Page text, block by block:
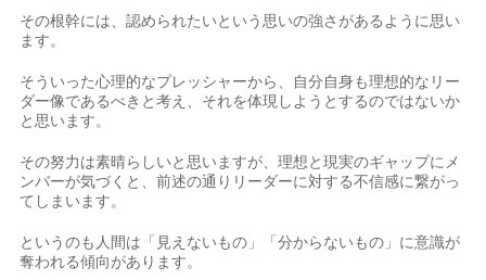
その根幹には、認められたいという思いの強さがあるように思い
ます。
そういった心理的なプレッシャーから、自分自身も理想的なリー
ダー像であるべきと考え、それを体現しようとするのではないか
と思います。
その努力は素晴らしいと思いますが、理想と現実のギャップにメ
ンバーが気づくと、前述の通りリーダーに対する不信感に繋がっ
てしまいます。
というのも人間は「見えないもの」「分からないもの」に意識が
奪われる傾向があります。